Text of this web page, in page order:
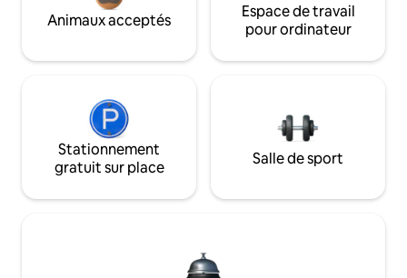
Animaux acceptés
Espace de travail
pour ordinateur
Stationnement
gratuit sur place
Salle de sport